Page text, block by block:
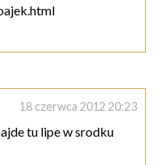
18 czerwca 2012 20:23
tu lipe w srodku